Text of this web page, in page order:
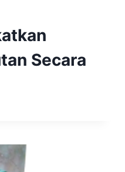
Secara